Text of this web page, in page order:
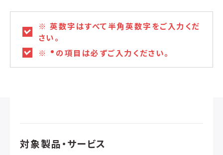
※ 英数字はすべて半角英数字をご入力くだ
さい。
※ の項目は必ずご入力ください。
対象製品・サービス